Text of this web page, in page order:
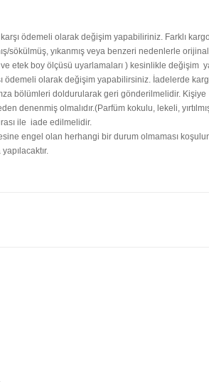
ödemeli olarak değişim yapabiliriniz. Farklı
sökülmüş, yıkanmış veya benzeri nedenlerle
etek boy ölçüsü uyarlamaları ) kesinlikle değişim
ödemeli olarak değişim yapabilirsiniz. İadelerde
bölümleri doldurularak geri gönderilmelidir. Kişiye
denenmiş olmalıdır.(Parfüm kokulu, lekeli,
ile iade edilmelidir.
engel olan herhangi bir durum olmaması